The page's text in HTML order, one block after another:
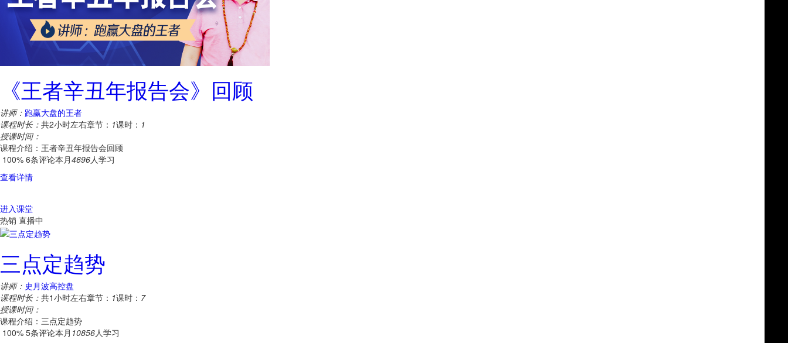
《王者辛丑年报告会》回顾
讲师： 跑赢大盘的王者
课程时长： 共2小时左右章节： 1课时： 1
授课时间：
课程介绍：王者辛丑年报告会回顾
100% 6条评论本月4696人学习
查看详情
进入课堂
热销 直播中
三点定趋势
讲师： 史月波高控盘
课程时长： 共1小时左右章节： 1课时： 7
授课时间：
课程介绍：三点定趋势
100% 5条评论本月 10856人学习